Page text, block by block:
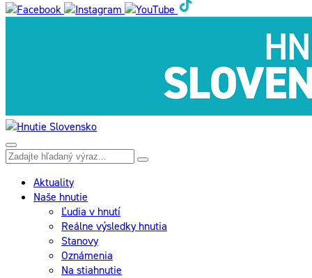
Aktuality
Naše hnutie
Ľudia v hnutí
Reálne výsledky hnutia
Stanovy
Oznámenia
Na stiahnutie